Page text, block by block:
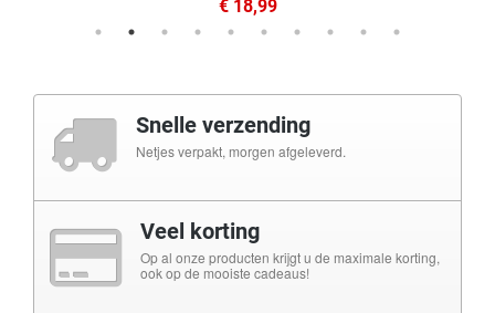
€ 18,99
Snelle verzending
Netjes verpakt, morgen afgeleverd.
Veel korting
Op al onze producten krijgt u de maximale korting,
ook op de mooiste cadeaus!